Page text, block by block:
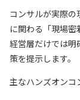
コンサルが実際
に関わる「現場密
経営層だけでは明
策を提示します。
主なハンズオンコ